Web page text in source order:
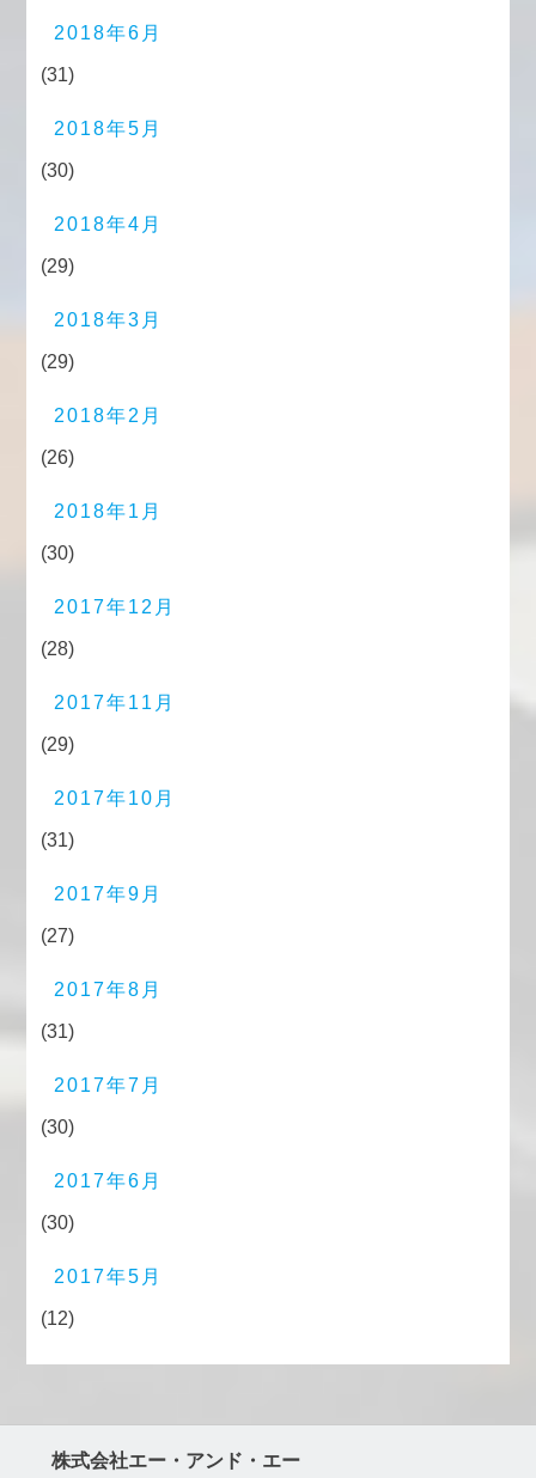
2018年6月
(31)
2018年5月
(30)
2018年4月
(29)
2018年3月
(29)
2018年2月
(26)
2018年1月
(30)
2017年12月
(28)
2017年11月
(29)
2017年10月
(31)
2017年9月
(27)
2017年8月
(31)
2017年7月
(30)
2017年6月
(30)
2017年5月
(12)
株式会社エー・アンド・エー